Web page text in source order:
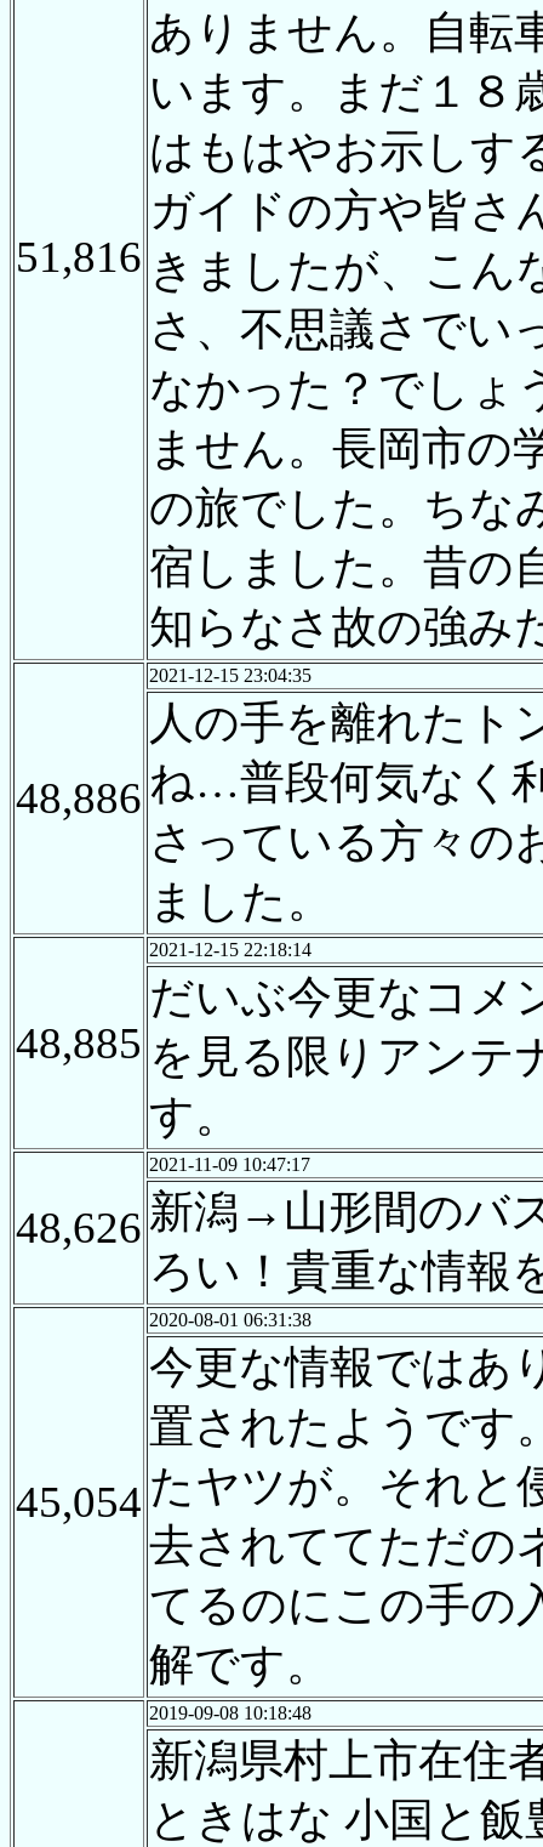
51,816
ありません。自転
います。まだ１８
はもはやお示しす
ガイドの方や皆さ
きましたが、こん
さ、不思議さでい
なかった？でしょ
ません。長岡市の
の旅でした。ちな
宿しました。昔の
知らなさ故の強み
48,886
2021-12-15 23:04:35
人の手を離れたト
ね…普段何気なく
さっている方々の
ました。
48,885
2021-12-15 22:18:14
だいぶ今更なコメ
を見る限りアンテ
す。
48,626
2021-11-09 10:47:17
新潟→山形間のバ
ろい！貴重な情報
45,054
2020-08-01 06:31:38
今更な情報ではあ
置されたようです
たヤツが。それと
去されててただの
てるのにこの手の
解です。
2019-09-08 10:18:48
新潟県村上市在住
ときはな 小国と